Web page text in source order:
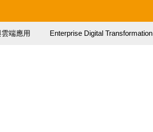
端應用 Enterprise Digital Transformation